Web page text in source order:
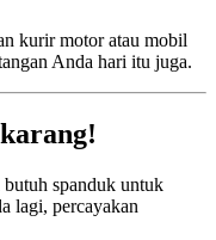
kurir motor atau mobil
Anda hari itu juga.
spanduk untuk
lagi, percayakan